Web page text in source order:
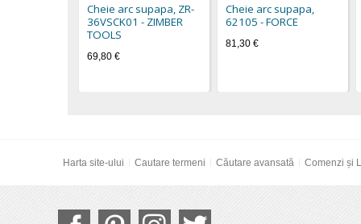
Cheie arc supapa, ZR-
36VSCK01 - ZIMBER
TOOLS
69,80 €
Cheie arc supapa,
62105 - FORCE
81,30 €
Harta site-ului Cautare termeni Căutare avansată Comenzi și